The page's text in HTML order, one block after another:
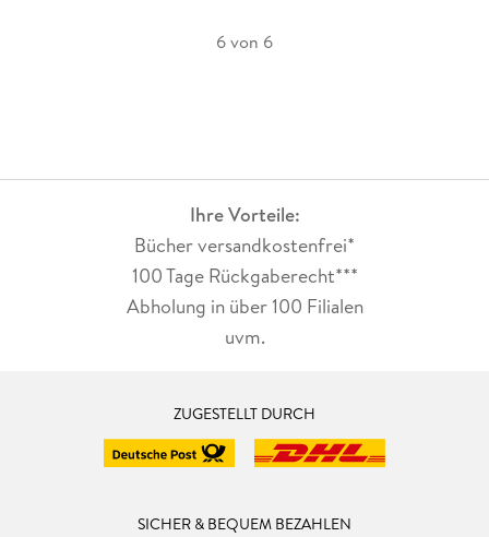
6 von 6
Ihre Vorteile:
Bücher versandkostenfrei*
100 Tage Rückgaberecht***
Abholung in über 100 Filialen
uvm.
ZUGESTELLT DURCH
SICHER & BEQUEM BEZAHLEN